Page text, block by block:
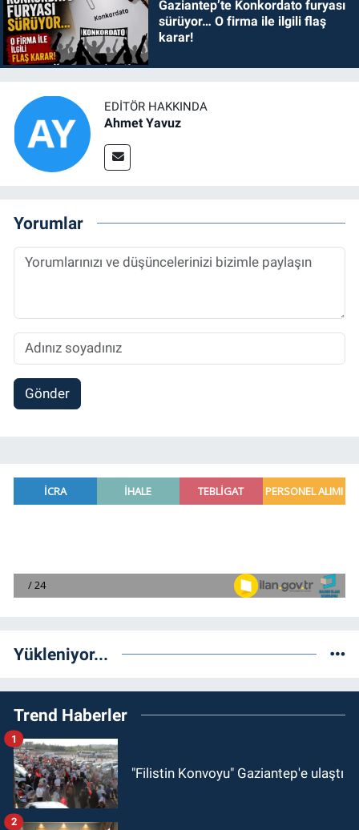
Gaziantep’te Konkordato furyası
sürüyor… O firma ile ilgili flaş
karar!
EDITÖR HAKKINDA
Ahmet Yavuz
Yorumlar
Gönder
Yükleniyor...
Trend Haberler
"Filistin Konvoyu" Gaziantep'e ulaştı
1
2